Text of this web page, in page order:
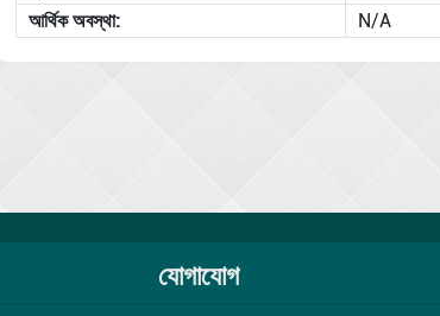
আর্থিক অবস্থা:
N/A
যোগাযোগ